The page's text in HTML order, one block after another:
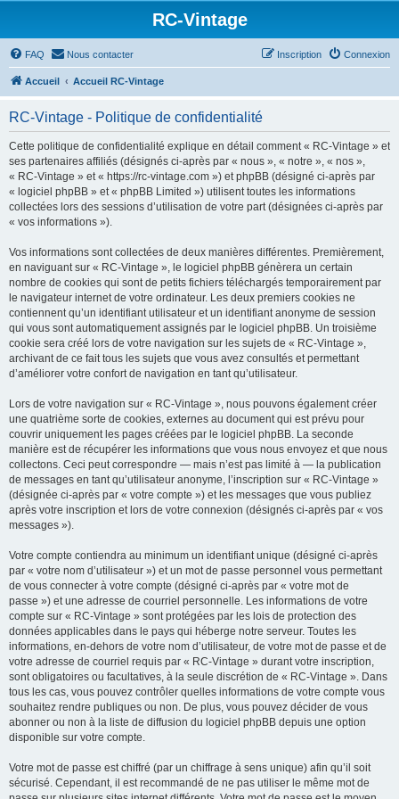
RC-Vintage
FAQ Nous contacter Connexion
Inscription
Accueil Accueil RC-Vintage
RC-Vintage - Politique de confidentialité
Cette politique de confidentialité explique en détail comment « RC-Vintage » et
ses partenaires affiliés (désignés ci-après par « nous », « notre », « nos »,
« RC-Vintage » et « https://rc-vintage.com ») et phpBB (désigné ci-après par
« logiciel phpBB » et « phpBB Limited ») utilisent toutes les informations
collectées lors des sessions d’utilisation de votre part (désignées ci-après par
« vos informations »).
Vos informations sont collectées de deux manières différentes. Premièrement,
en naviguant sur « RC-Vintage », le logiciel phpBB génèrera un certain
nombre de cookies qui sont de petits fichiers téléchargés temporairement par
le navigateur internet de votre ordinateur. Les deux premiers cookies ne
contiennent qu’un identifiant utilisateur et un identifiant anonyme de session
qui vous sont automatiquement assignés par le logiciel phpBB. Un troisième
cookie sera créé lors de votre navigation sur les sujets de « RC-Vintage »,
archivant de ce fait tous les sujets que vous avez consultés et permettant
d’améliorer votre confort de navigation en tant qu’utilisateur.
Lors de votre navigation sur « RC-Vintage », nous pouvons également créer
une quatrième sorte de cookies, externes au document qui est prévu pour
couvrir uniquement les pages créées par le logiciel phpBB. La seconde
manière est de récupérer les informations que vous nous envoyez et que nous
collectons. Ceci peut correspondre — mais n’est pas limité à — la publication
de messages en tant qu’utilisateur anonyme, l’inscription sur « RC-Vintage »
(désignée ci-après par « votre compte ») et les messages que vous publiez
après votre inscription et lors de votre connexion (désignés ci-après par « vos
messages »).
Votre compte contiendra au minimum un identifiant unique (désigné ci-après
par « votre nom d’utilisateur ») et un mot de passe personnel vous permettant
de vous connecter à votre compte (désigné ci-après par « votre mot de
passe ») et une adresse de courriel personnelle. Les informations de votre
compte sur « RC-Vintage » sont protégées par les lois de protection des
données applicables dans le pays qui héberge notre serveur. Toutes les
informations, en-dehors de votre nom d’utilisateur, de votre mot de passe et de
votre adresse de courriel requis par « RC-Vintage » durant votre inscription,
sont obligatoires ou facultatives, à la seule discrétion de « RC-Vintage ». Dans
tous les cas, vous pouvez contrôler quelles informations de votre compte vous
souhaitez rendre publiques ou non. De plus, vous pouvez décider de vous
abonner ou non à la liste de diffusion du logiciel phpBB depuis une option
disponible sur votre compte.
Votre mot de passe est chiffré (par un chiffrage à sens unique) afin qu’il soit
sécurisé. Cependant, il est recommandé de ne pas utiliser le même mot de